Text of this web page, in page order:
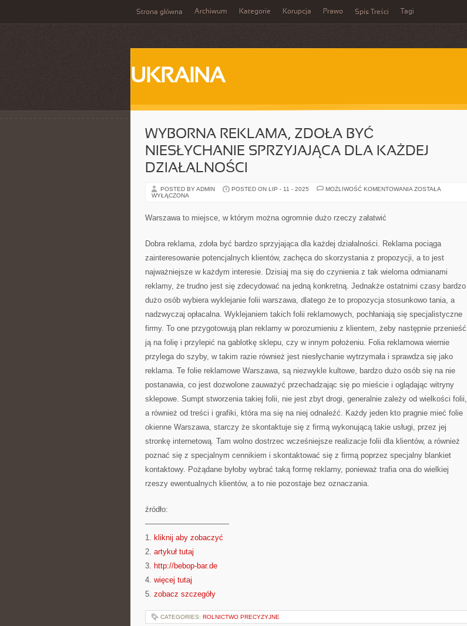
Strona główna Archiwum Kategorie Korupcja Prawo Spis Treści Tagi
UKRAINA
WYBORNA REKLAMA, ZDOŁA BYĆ
NIESŁYCHANIE SPRZYJAJĄCA DLA KAŻDEJ
DZIAŁALNOŚCI
POSTED BY ADMIN POSTED ON LIP - 11 - 2025 MOŻLIWOŚĆ KOMENTOWANIA WYBORNA
DZIAŁALNOŚCI
ZOSTAŁA
WYŁĄCZONA
Warszawa to miejsce, w którym można ogromnie dużo rzeczy załatwić
Dobra reklama, zdoła być bardzo sprzyjająca dla każdej działalności. Reklama pociąga
zainteresowanie potencjalnych klientów, zachęca do skorzystania z propozycji, a to jest
najważniejsze w każdym interesie. Dzisiaj ma się do czynienia z tak wieloma odmianami
reklamy, że trudno jest się zdecydować na jedną konkretną. Jednakże ostatnimi czasy bardzo
dużo osób wybiera wyklejanie folii warszawa, dlatego że to propozycja stosunkowo tania, a
nadzwyczaj opłacalna. Wyklejaniem takich folii reklamowych, pochłaniają się specjalistyczne
firmy. To one przygotowują plan reklamy w porozumieniu z klientem, żeby następnie przenieść
ją na folię i przylepić na gablotkę sklepu, czy w innym położeniu. Folia reklamowa wiernie
przylega do szyby, w takim razie również jest niesłychanie wytrzymała i sprawdza się jako
reklama. Te folie reklamowe Warszawa, są niezwykle kultowe, bardzo dużo osób się na nie
postanawia, co jest dozwolone zauważyć przechadzając się po mieście i oglądając witryny
sklepowe. Sumpt stworzenia takiej folii, nie jest zbyt drogi, generalnie zależy od wielkości folii,
a również od treści i grafiki, która ma się na niej odnaleźć. Każdy jeden kto pragnie mieć folie
okienne Warszawa, starczy że skontaktuje się z firmą wykonującą takie usługi, przez jej
stronkę internetową. Tam wolno dostrzec wcześniejsze realizacje folii dla klientów, a również
poznać się z specjalnym cennikiem i skontaktować się z firmą poprzez specjalny blankiet
kontaktowy. Pożądane byłoby wybrać taką formę reklamy, ponieważ trafia ona do wielkiej
rzeszy ewentualnych klientów, a to nie pozostaje bez oznaczania.
źródło:
———————————
1. kliknij aby zobaczyć
2. artykuł tutaj
3. http://bebop-bar.de
4. więcej tutaj
5. zobacz szczegóły
CATEGORIES: ROLNICTWO PRECYZYJNE